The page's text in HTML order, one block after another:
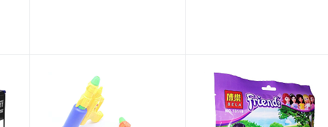
В избранное
наличии